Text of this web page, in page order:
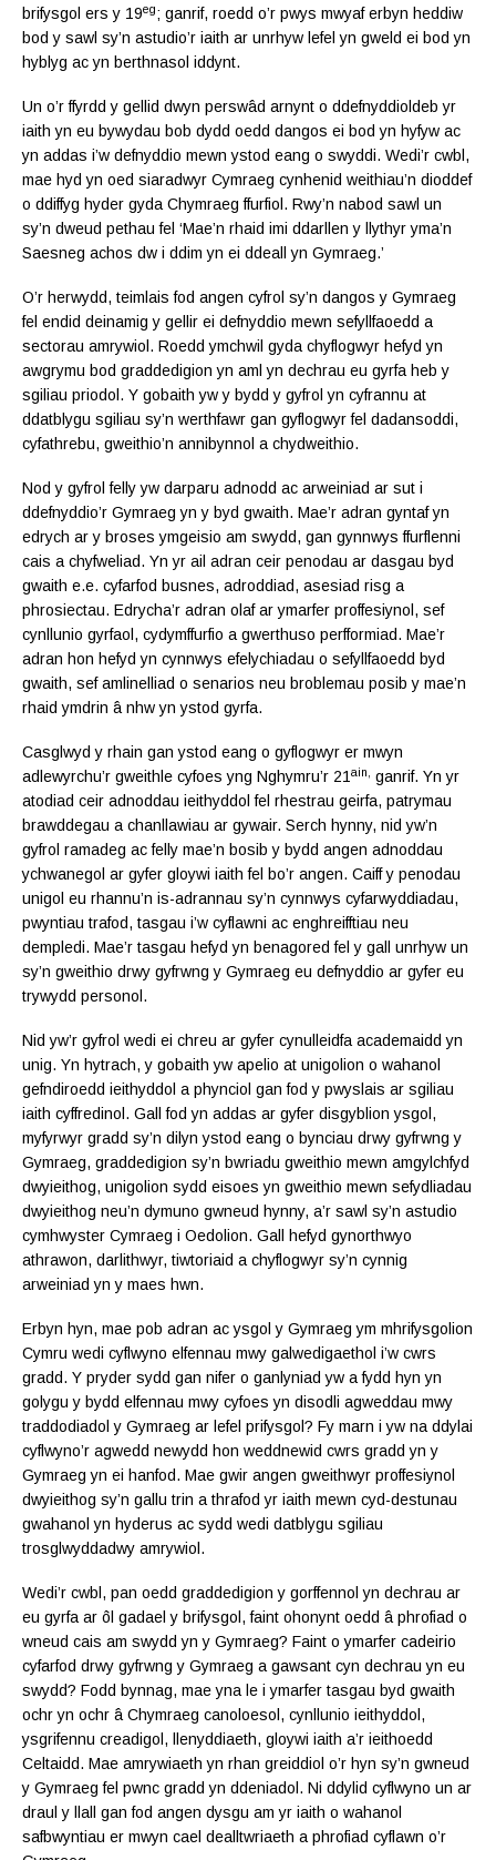
brifysgol ers y 19eg; ganrif, roedd o’r pwys mwyaf erbyn heddiw
bod y sawl sy’n astudio’r iaith ar unrhyw lefel yn gweld ei bod yn
hyblyg ac yn berthnasol iddynt.
Un o’r ffyrdd y gellid dwyn perswâd arnynt o ddefnyddioldeb yr
iaith yn eu bywydau bob dydd oedd dangos ei bod yn hyfyw ac
yn addas i’w defnyddio mewn ystod eang o swyddi. Wedi’r cwbl,
mae hyd yn oed siaradwyr Cymraeg cynhenid weithiau’n dioddef
o ddiffyg hyder gyda Chymraeg ffurfiol. Rwy’n nabod sawl un
sy’n dweud pethau fel ‘Mae’n rhaid imi ddarllen y llythyr yma’n
Saesneg achos dw i ddim yn ei ddeall yn Gymraeg.’
O’r herwydd, teimlais fod angen cyfrol sy’n dangos y Gymraeg
fel endid deinamig y gellir ei defnyddio mewn sefyllfaoedd a
sectorau amrywiol. Roedd ymchwil gyda chyflogwyr hefyd yn
awgrymu bod graddedigion yn aml yn dechrau eu gyrfa heb y
sgiliau priodol. Y gobaith yw y bydd y gyfrol yn cyfrannu at
ddatblygu sgiliau sy’n werthfawr gan gyflogwyr fel dadansoddi,
cyfathrebu, gweithio’n annibynnol a chydweithio.
Nod y gyfrol felly yw darparu adnodd ac arweiniad ar sut i
ddefnyddio’r Gymraeg yn y byd gwaith. Mae’r adran gyntaf yn
edrych ar y broses ymgeisio am swydd, gan gynnwys ffurflenni
cais a chyfweliad. Yn yr ail adran ceir penodau ar dasgau byd
gwaith e.e. cyfarfod busnes, adroddiad, asesiad risg a
phrosiectau. Edrycha’r adran olaf ar ymarfer proffesiynol, sef
cynllunio gyrfaol, cydymffurfio a gwerthuso perfformiad. Mae’r
adran hon hefyd yn cynnwys efelychiadau o sefyllfaoedd byd
gwaith, sef amlinelliad o senarios neu broblemau posib y mae’n
rhaid ymdrin â nhw yn ystod gyrfa.
Casglwyd y rhain gan ystod eang o gyflogwyr er mwyn
adlewyrchu’r gweithle cyfoes yng Nghymru’r 21ain,
ganrif. Yn yr
atodiad ceir adnoddau ieithyddol fel rhestrau geirfa, patrymau
brawddegau a chanllawiau ar gywair. Serch hynny, nid yw’n
gyfrol ramadeg ac felly mae’n bosib y bydd angen adnoddau
ychwanegol ar gyfer gloywi iaith fel bo’r angen. Caiff y penodau
unigol eu rhannu’n is-adrannau sy’n cynnwys cyfarwyddiadau,
pwyntiau trafod, tasgau i’w cyflawni ac enghreifftiau neu
dempledi. Mae’r tasgau hefyd yn benagored fel y gall unrhyw un
sy’n gweithio drwy gyfrwng y Gymraeg eu defnyddio ar gyfer eu
trywydd personol.
Nid yw’r gyfrol wedi ei chreu ar gyfer cynulleidfa academaidd yn
unig. Yn hytrach, y gobaith yw apelio at unigolion o wahanol
gefndiroedd ieithyddol a phynciol gan fod y pwyslais ar sgiliau
iaith cyffredinol. Gall fod yn addas ar gyfer disgyblion ysgol,
myfyrwyr gradd sy’n dilyn ystod eang o bynciau drwy gyfrwng y
Gymraeg, graddedigion sy’n bwriadu gweithio mewn amgylchfyd
dwyieithog, unigolion sydd eisoes yn gweithio mewn sefydliadau
dwyieithog neu’n dymuno gwneud hynny, a’r sawl sy’n astudio
cymhwyster Cymraeg i Oedolion. Gall hefyd gynorthwyo
athrawon, darlithwyr, tiwtoriaid a chyflogwyr sy’n cynnig
arweiniad yn y maes hwn.
Erbyn hyn, mae pob adran ac ysgol y Gymraeg ym mhrifysgolion
Cymru wedi cyflwyno elfennau mwy galwedigaethol i’w cwrs
gradd. Y pryder sydd gan nifer o ganlyniad yw a fydd hyn yn
golygu y bydd elfennau mwy cyfoes yn disodli agweddau mwy
traddodiadol y Gymraeg ar lefel prifysgol? Fy marn i yw na ddylai
cyflwyno’r agwedd newydd hon weddnewid cwrs gradd yn y
Gymraeg yn ei hanfod. Mae gwir angen gweithwyr proffesiynol
dwyieithog sy’n gallu trin a thrafod yr iaith mewn cyd-destunau
gwahanol yn hyderus ac sydd wedi datblygu sgiliau
trosglwyddadwy amrywiol.
Wedi’r cwbl, pan oedd graddedigion y gorffennol yn dechrau ar
eu gyrfa ar ôl gadael y brifysgol, faint ohonynt oedd â phrofiad o
wneud cais am swydd yn y Gymraeg? Faint o ymarfer cadeirio
cyfarfod drwy gyfrwng y Gymraeg a gawsant cyn dechrau yn eu
swydd? Fodd bynnag, mae yna le i ymarfer tasgau byd gwaith
ochr yn ochr â Chymraeg canoloesol, cynllunio ieithyddol,
ysgrifennu creadigol, llenyddiaeth, gloywi iaith a’r ieithoedd
Celtaidd. Mae amrywiaeth yn rhan greiddiol o’r hyn sy’n gwneud
y Gymraeg fel pwnc gradd yn ddeniadol. Ni ddylid cyflwyno un ar
draul y llall gan fod angen dysgu am yr iaith o wahanol
safbwyntiau er mwyn cael dealltwriaeth a phrofiad cyflawn o’r